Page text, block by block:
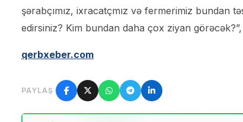
şərabçımız, ixracatçmız və fermerimiz bundan
edirsiniz? Kim bundan daha çox ziyan
qerbxeber.com
PAYLAŞ